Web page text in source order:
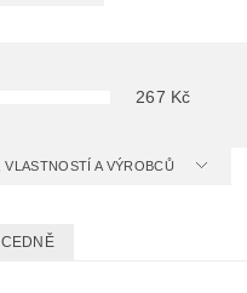
267 Kč
A VÝROBCŮ